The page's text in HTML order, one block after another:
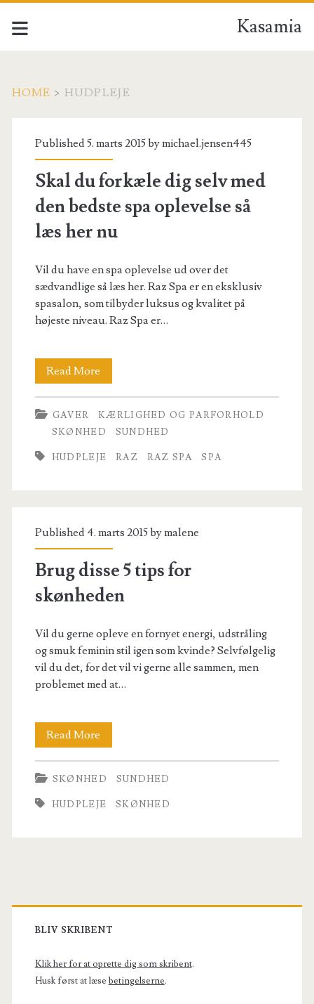
Kasamia
HOME > HUDPLEJE
Tag:
<span>hudpleje</span>
Published 5. marts 2015 bymichael.jensen445
Skal du forkæle dig selv med
den bedste spa oplevelse så
læs her nu
Vil du have en spa oplevelse ud over det
sædvandlige så læs her. Raz Spa er en eksklusiv
spasalon, som tilbyder luksus og kvalitet på
højeste niveau. Raz Spa er…
Read More
du
forkæle
bedste
spa
oplevelse
læs
her
GAVER
KÆRLIGHED OG PARFORHOLD
SKØNHED
SUNDHED
HUDPLEJE RAZ RAZ SPA SPA
Published 4. marts 2015 bymalene
Brug disse 5 tips for
skønheden
Vil du gerne opleve en fornyet energi, udstråling
og smuk feminin stil igen som kvinde? Selvfølgelig
vil du det, for det vil vi gerne alle sammen, men
problemet med at…
Read More
disse
5
tips
SKØNHED SUNDHED
HUDPLEJE SKØNHED
Primary
Sidebar
BLIV SKRIBENT
Klik her for at oprette dig som skribent.
Husk først at læse betingelserne.